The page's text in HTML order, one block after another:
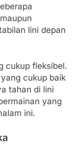
lini depan
cukup fleksibel.
cukup baik
tahan di lini
yang
ini.